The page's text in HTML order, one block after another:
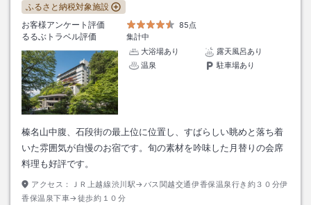
ふるさと納税対象施設
お客様アンケート評価
85点
るるぶトラベル評価
集計中
大浴場あり
露天風呂あり
温泉
駐車場あり
榛名山中腹、石段街の最上位に位置し、すばらしい眺めと落ち着
いた雰囲気が自慢のお宿です。旬の素材を吟味した月替りの会席
料理も好評です。
アクセス：
ＪＲ上越線渋川駅→バス関越交通伊香保温泉行き約３０分伊
香保温泉下車→徒歩約１０分